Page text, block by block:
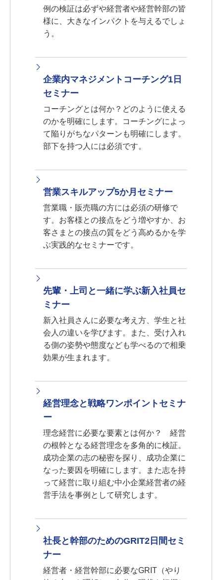
例の検証は必ずや経営者や経営幹部の皆
様に、大きなインパクトを与えるでしょ
う。
企業内マネジメントコーチング1日
セミナー
コーチングとは何か？どのように使える
のかを明確にします。コーチングによっ
て陥りがちなパターンも明確にします。
部下を持つ人には必須です。
営業スキルアップ5か月セミナー
営業職・販売職の方には必須の研修で
す。お客様との接点をどう増やすか、お
客さまとの接点の質をどう高めるかを学
ぶ実践的なセミナーです。
先輩・上司と一緒に学ぶ新入社員セ
ミナー
新入社員さんに必要な考え方、学生と社
会人の違いを学びます。また、受け入れ
る側の姿勢や態度なども学べるので相乗
効果が生まれます。
経営理念と戦略ワンポイントセミナ
ー
理念経営に必要な要素とは何か？ 経営
の根幹となる経営理念を多角的に検証。
成功企業の志の秘密を探り、成功企業に
なった要因を明確にします。また志を持
って経営に取り組む中小企業経営者の経
営手法を事例として研究します。
社長と幹部のためのGRIT2日間セミ
ナー
経営者・経営幹部に必要なGRIT（やり